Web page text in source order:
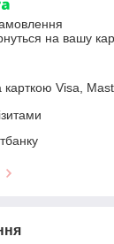
на вашу
Visa,